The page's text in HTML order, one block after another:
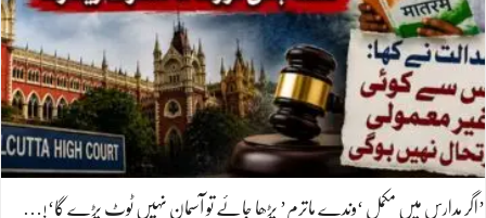
’اگر مدارس میں مکمل ‘وندے ماترم’ پڑھا جائے تو آسمان نہیں ٹوٹ پڑے گا‘!…